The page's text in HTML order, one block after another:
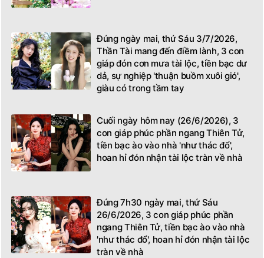
Đúng ngày mai, thứ Sáu 3/7/2026,
Thần Tài mang đến điềm lành, 3 con
giáp đón cơn mưa tài lộc, tiền bạc dư
dả, sự nghiệp 'thuận buồm xuôi gió',
giàu có trong tầm tay
Cuối ngày hôm nay (26/6/2026), 3
con giáp phúc phần ngang Thiên Tử,
tiền bạc ào vào nhà 'như thác đổ',
hoan hỉ đón nhận tài lộc tràn về nhà
Đúng 7h30 ngày mai, thứ Sáu
26/6/2026, 3 con giáp phúc phần
ngang Thiên Tử, tiền bạc ào vào nhà
'như thác đổ', hoan hỉ đón nhận tài lộc
tràn về nhà